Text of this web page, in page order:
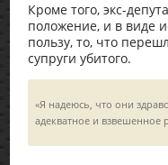
Кроме того, экс-
положение, и в виде
пользу, то, что
супруги убитого.
«Я надеюсь, что они
адекватное и взвешенное